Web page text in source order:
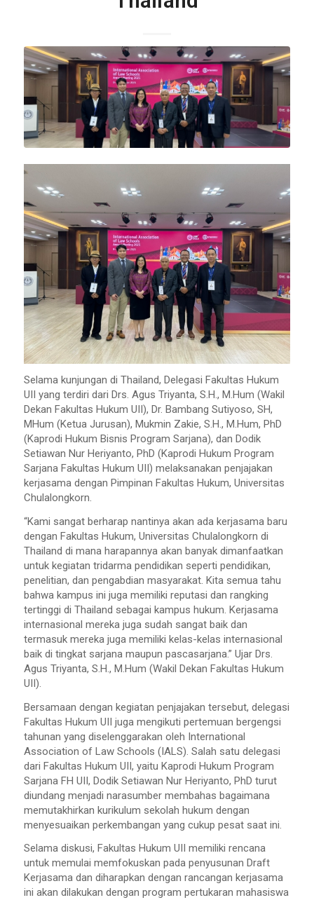
Selama kunjungan di Thailand, Delegasi Fakultas Hukum
UII yang terdiri dari Drs. Agus Triyanta, S.H., M.Hum (Wakil
Dekan Fakultas Hukum UII), Dr. Bambang Sutiyoso, SH,
MHum (Ketua Jurusan), Mukmin Zakie, S.H., M.Hum, PhD
(Kaprodi Hukum Bisnis Program Sarjana), dan Dodik
Setiawan Nur Heriyanto, PhD (Kaprodi Hukum Program
Sarjana Fakultas Hukum UII) melaksanakan penjajakan
kerjasama dengan Pimpinan Fakultas Hukum, Universitas
Chulalongkorn.
“Kami sangat berharap nantinya akan ada kerjasama baru
dengan Fakultas Hukum, Universitas Chulalongkorn di
Thailand di mana harapannya akan banyak dimanfaatkan
untuk kegiatan tridarma pendidikan seperti pendidikan,
penelitian, dan pengabdian masyarakat. Kita semua tahu
bahwa kampus ini juga memiliki reputasi dan rangking
tertinggi di Thailand sebagai kampus hukum. Kerjasama
internasional mereka juga sudah sangat baik dan
termasuk mereka juga memiliki kelas-kelas internasional
baik di tingkat sarjana maupun pascasarjana.” Ujar Drs.
Agus Triyanta, S.H., M.Hum (Wakil Dekan Fakultas Hukum
UII).
Bersamaan dengan kegiatan penjajakan tersebut, delegasi
Fakultas Hukum UII juga mengikuti pertemuan bergengsi
tahunan yang diselenggarakan oleh International
Association of Law Schools (IALS). Salah satu delegasi
dari Fakultas Hukum UII, yaitu Kaprodi Hukum Program
Sarjana FH UII, Dodik Setiawan Nur Heriyanto, PhD turut
diundang menjadi narasumber membahas bagaimana
memutakhirkan kurikulum sekolah hukum dengan
menyesuaikan perkembangan yang cukup pesat saat ini.
Selama diskusi, Fakultas Hukum UII memiliki rencana
untuk memulai memfokuskan pada penyusunan Draft
Kerjasama dan diharapkan dengan rancangan kerjasama
ini akan dilakukan dengan program pertukaran mahasiswa